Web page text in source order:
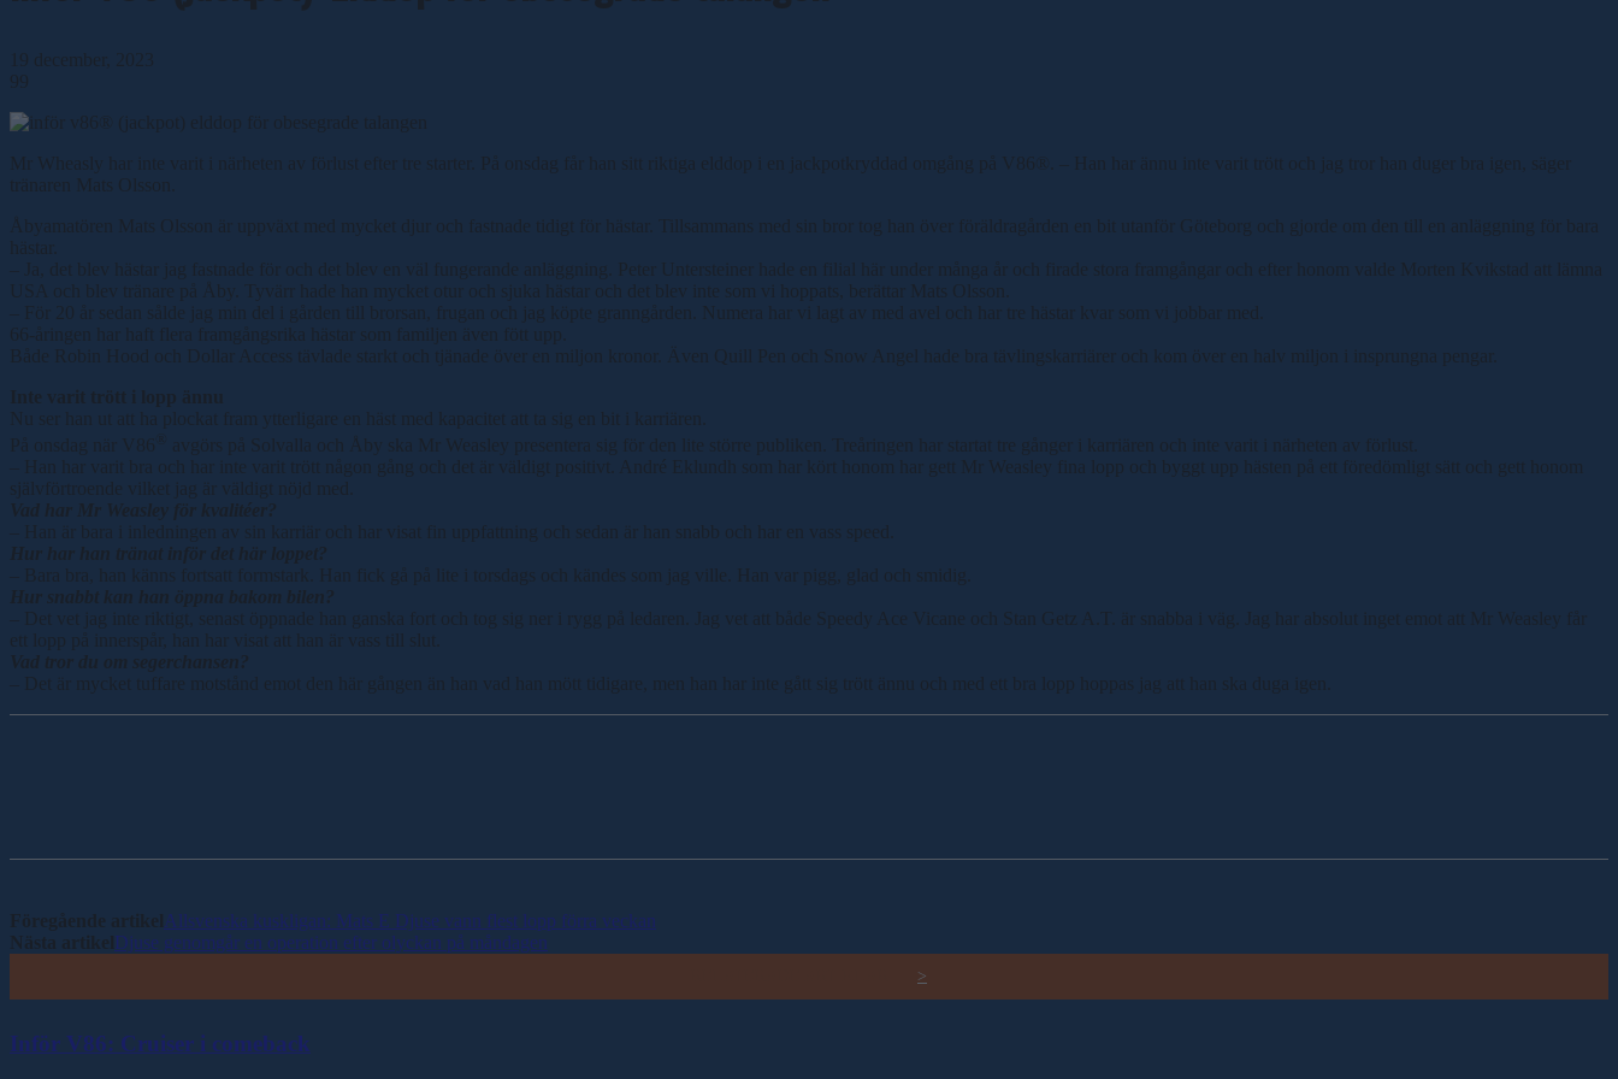
19 december, 2023
99
Mr Wheasly har inte varit i närheten av förlust efter tre starter. På onsdag får han sitt riktiga elddop i en jackpotkryddad omgång på V86®. – Han har ännu inte varit trött och jag tror han duger bra igen, säger
tränaren Mats Olsson.
Åbyamatören Mats Olsson är uppväxt med mycket djur och fastnade tidigt för hästar. Tillsammans med sin bror tog han över föräldragården en bit utanför Göteborg och gjorde om den till en anläggning för bara
hästar.
– Ja, det blev hästar jag fastnade för och det blev en väl fungerande anläggning. Peter Untersteiner hade en filial här under många år och firade stora framgångar och efter honom valde Morten Kvikstad att lämna
USA och blev tränare på Åby. Tyvärr hade han mycket otur och sjuka hästar och det blev inte som vi hoppats, berättar Mats Olsson.
– För 20 år sedan sålde jag min del i gården till brorsan, frugan och jag köpte granngården. Numera har vi lagt av med avel och har tre hästar kvar som vi jobbar med.
66-åringen har haft flera framgångsrika hästar som familjen även fött upp.
Både Robin Hood och Dollar Access tävlade starkt och tjänade över en miljon kronor. Även Quill Pen och Snow Angel hade bra tävlingskarriärer och kom över en halv miljon i insprungna pengar.
Inte varit trött i lopp ännu
Nu ser han ut att ha plockat fram ytterligare en häst med kapacitet att ta sig en bit i karriären.
På onsdag när V86
avgörs på Solvalla och Åby ska Mr Weasley presentera sig för den lite större publiken. Treåringen har startat tre gånger i karriären och inte varit i närheten av förlust.
– Han har varit bra och har inte varit trött någon gång och det är väldigt positivt. André Eklundh som har kört honom har gett Mr Weasley fina lopp och byggt upp hästen på ett föredömligt sätt och gett honom
självförtroende vilket jag är väldigt nöjd med.
Vad har Mr Weasley för kvalitéer?
– Han är bara i inledningen av sin karriär och har visat fin uppfattning och sedan är han snabb och har en vass speed.
Hur har han tränat inför det här loppet?
– Bara bra, han känns fortsatt formstark. Han fick gå på lite i torsdags och kändes som jag ville. Han var pigg, glad och smidig.
Hur snabbt kan han öppna bakom bilen?
– Det vet jag inte riktigt, senast öppnade han ganska fort och tog sig ner i rygg på ledaren. Jag vet att både Speedy Ace Vicane och Stan Getz A.T. är snabba i väg. Jag har absolut inget emot att Mr Weasley får
ett lopp på innerspår, han har visat att han är vass till slut.
Vad tror du om segerchansen?
– Det är mycket tuffare motstånd emot den här gången än han vad han mött tidigare, men han har inte gått sig trött ännu och med ett bra lopp hoppas jag att han ska duga igen.
Föregående artikelAllsvenska kuskligan: Mats E Djuse vann flest lopp förra veckan
Nästa artikelDjuse genomgår en operation efter olyckan på måndagen
>
Inför V86: Cruiser i comeback